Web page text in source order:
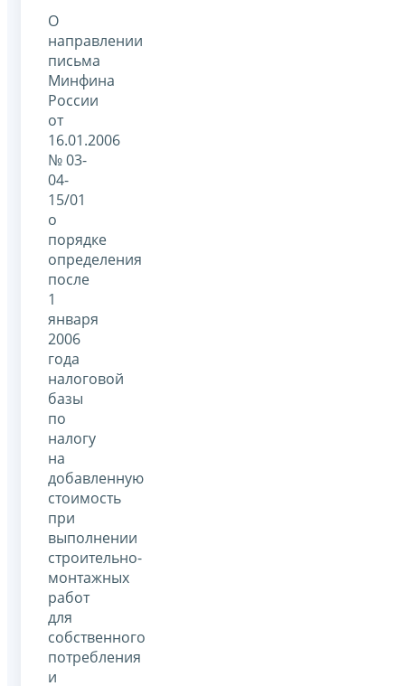
О
направлении
письма
Минфина
России
от
16.01.2006
№ 03-
04-
15/01
о
порядке
определения
после
1
января
2006
года
налоговой
базы
по
налогу
на
добавленную
стоимость
при
выполнении
строительно-
монтажных
работ
для
собственного
потребления
и